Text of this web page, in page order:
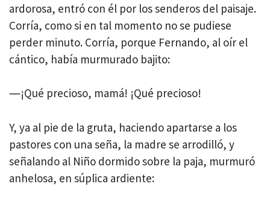
ardorosa, entró con él por los senderos del paisaje.
Corría, como si en tal momento no se pudiese
perder minuto. Corría, porque Fernando, al oír el
cántico, había murmurado bajito:
―¡Qué precioso, mamá! ¡Qué precioso!
Y, ya al pie de la gruta, haciendo apartarse a los
pastores con una seña, la madre se arrodilló, y
señalando al Niño dormido sobre la paja, murmuró
anhelosa, en súplica ardiente: